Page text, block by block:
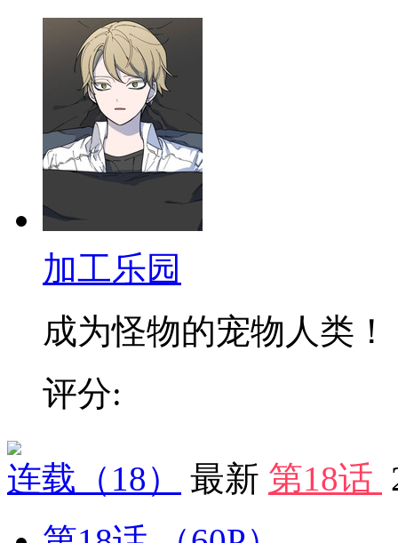
加工乐园
成为怪物的宠物人类！
评分:
连载 （18） 最新 第18话